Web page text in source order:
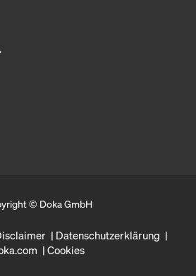
© Doka GmbH
Datenschutzerklärung
Cookies